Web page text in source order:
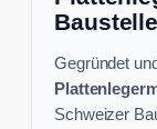
Gegründet
Schweizer